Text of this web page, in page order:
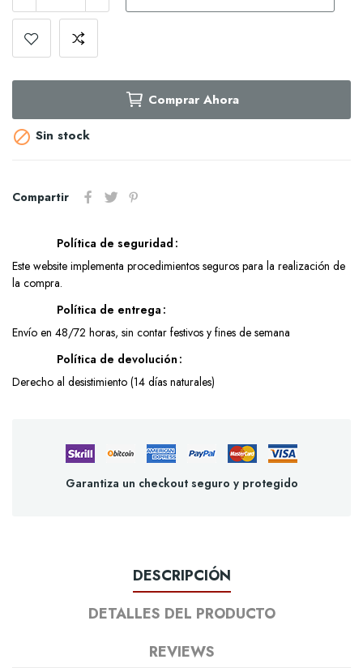
Comprar Ahora
 Sin stock
Compartir
Política de seguridad
Este website implementa procedimientos seguros para la realización de
la compra.
Política de entrega
Envío en 48/72 horas, sin contar festivos y fines de semana
Política de devolución
Derecho al desistimiento (14 días naturales)
Garantiza un checkout seguro y protegido
DESCRIPCIÓN
DETALLES DEL PRODUCTO
REVIEWS